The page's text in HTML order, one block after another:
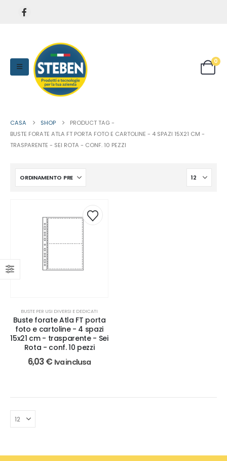
0
CASA SHOP
PRODUCT TAG -
BUSTE FORATE ATLA FT PORTA FOTO E CARTOLINE - 4 SPAZI 15X21 CM -
TRASPARENTE - SEI ROTA - CONF. 10 PEZZI
BUSTE PER USI DIVERSI E DEDICATI
Buste forate Atla FT porta
foto e cartoline - 4 spazi
15x21 cm - trasparente - Sei
Rota - conf. 10 pezzi
6,03€ Iva inclusa